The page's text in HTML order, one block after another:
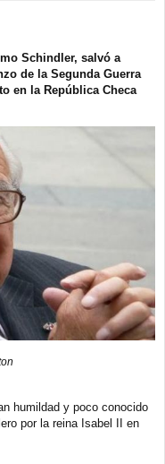
Schindler, salvó a
de la Segunda Guerra
en la República Checa
humildad y poco conocido
por la reina Isabel II en